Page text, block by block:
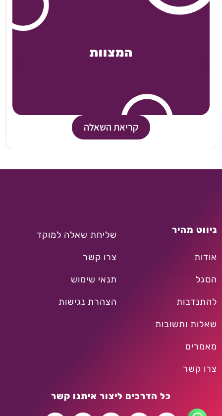
המצוות
קריאת השאלה
ניווט מהיר
אודות
הסגל
להתנדבות
שאלות ותשובות
מאמרים
צרו קשר
שליחת שאלה למוקד
צרו קשר
תנאי שימוש
הצהרת נגישות
כל הדרכים ליצור איתנו קשר